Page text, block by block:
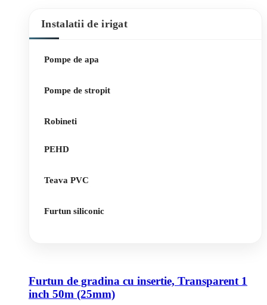
Instalatii de irigat
Pompe de apa
Pompe de stropit
Robineti
PEHD
Teava PVC
Furtun siliconic
Furtun de gradina cu insertie, Transparent 1
inch 50m (25mm)